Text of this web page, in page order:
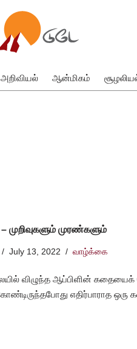
அறிவியல் ஆன்மிகம்
முறிவுகளும் முரண்களும்
July 13, 2022 வாழ்க்கை
விழுந்த ஆப்பிளின் கதையைக்
எதிர்பாராத